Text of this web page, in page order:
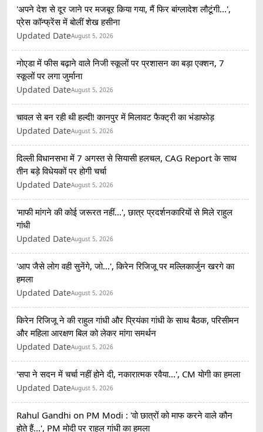
'अपने देश से दूर जाने पर मजबूर किया गया, मैं फिर बांग्लादेश लौटूंगी...',
प्रेस कॉन्फ्रेंस में बोलीं शेख हसीना
Updated DateAugust 5, 2026
नोएडा में फीस बढ़ाने वाले निजी स्कूलों पर प्रशासन का बड़ा एक्शन, 7
स्कूलों पर लगा जुर्माना
Updated DateAugust 5, 2026
चावल से बन रही थी हल्दी! कानपुर में मिलावट फैक्ट्री का भंडाफोड़
Updated DateAugust 5, 2026
दिल्ली विधानसभा में 7 अगस्त से सियासी हलचल, CAG Report के साथ
तीन बड़े विधेयकों पर होगी चर्चा
Updated DateAugust 5, 2026
'माफी मांगने की कोई जरूरत नहीं...', छात्र प्रदर्शनकारियों से मिले राहुल
गांधी
Updated DateAugust 5, 2026
'आप जैसे लोग वही सुनेंगे, जो...', किरेन रिजिजू पर मल्लिकार्जुन खरगे का
हमला
Updated DateAugust 5, 2026
किरेन रिजिजू ने की राहुल गांधी और प्रियंका गांधी के साथ बैठक, परिसीमन
और महिला आरक्षण बिल को लेकर मांगा समर्थन
Updated DateAugust 5, 2026
'सपा ने सदन में चर्चा नहीं होने दी, नकारात्मक रवैया...', CM योगी का हमला
Updated DateAugust 5, 2026
Rahul Gandhi on PM Modi : 'वो छात्रों को माफ करने वाले कौन
होते हैं...', PM मोदी पर राहुल गांधी का हमला